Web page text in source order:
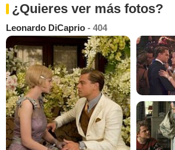
¿Quieres ver más fotos?
Leonardo DiCaprio - 404